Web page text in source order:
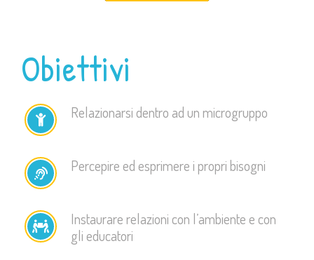
Obiettivi
Relazionarsi dentro ad un microgruppo
Percepire ed esprimere i propri bisogni
Instaurare relazioni con l’ambiente e con
gli educatori